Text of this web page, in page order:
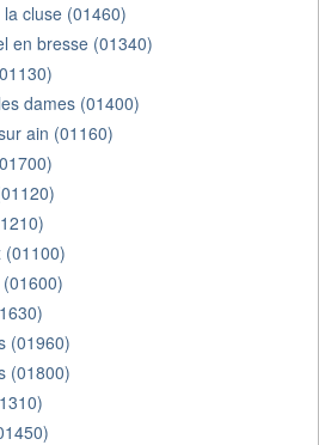
cluse (01460)
en bresse (01340)
dames (01400)
ain (01160)
(01100)
(01960)
(01800)